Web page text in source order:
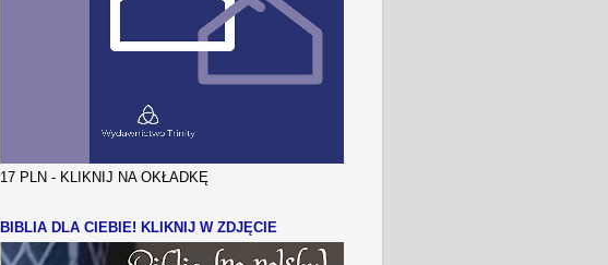
17 PLN - KLIKNIJ NA OKŁADKĘ
BIBLIA DLA CIEBIE! KLIKNIJ W ZDJĘCIE